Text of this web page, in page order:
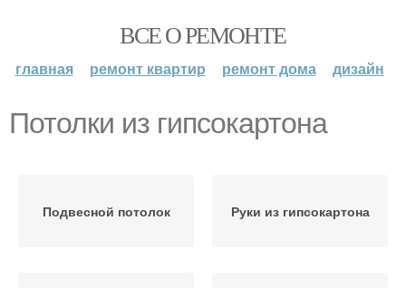
ВСЕ О РЕМОНТЕ
главная ремонт квартир ремонт дома дизайн
Потолки из гипсокартона
Подвесной потолок Руки из гипсокартона